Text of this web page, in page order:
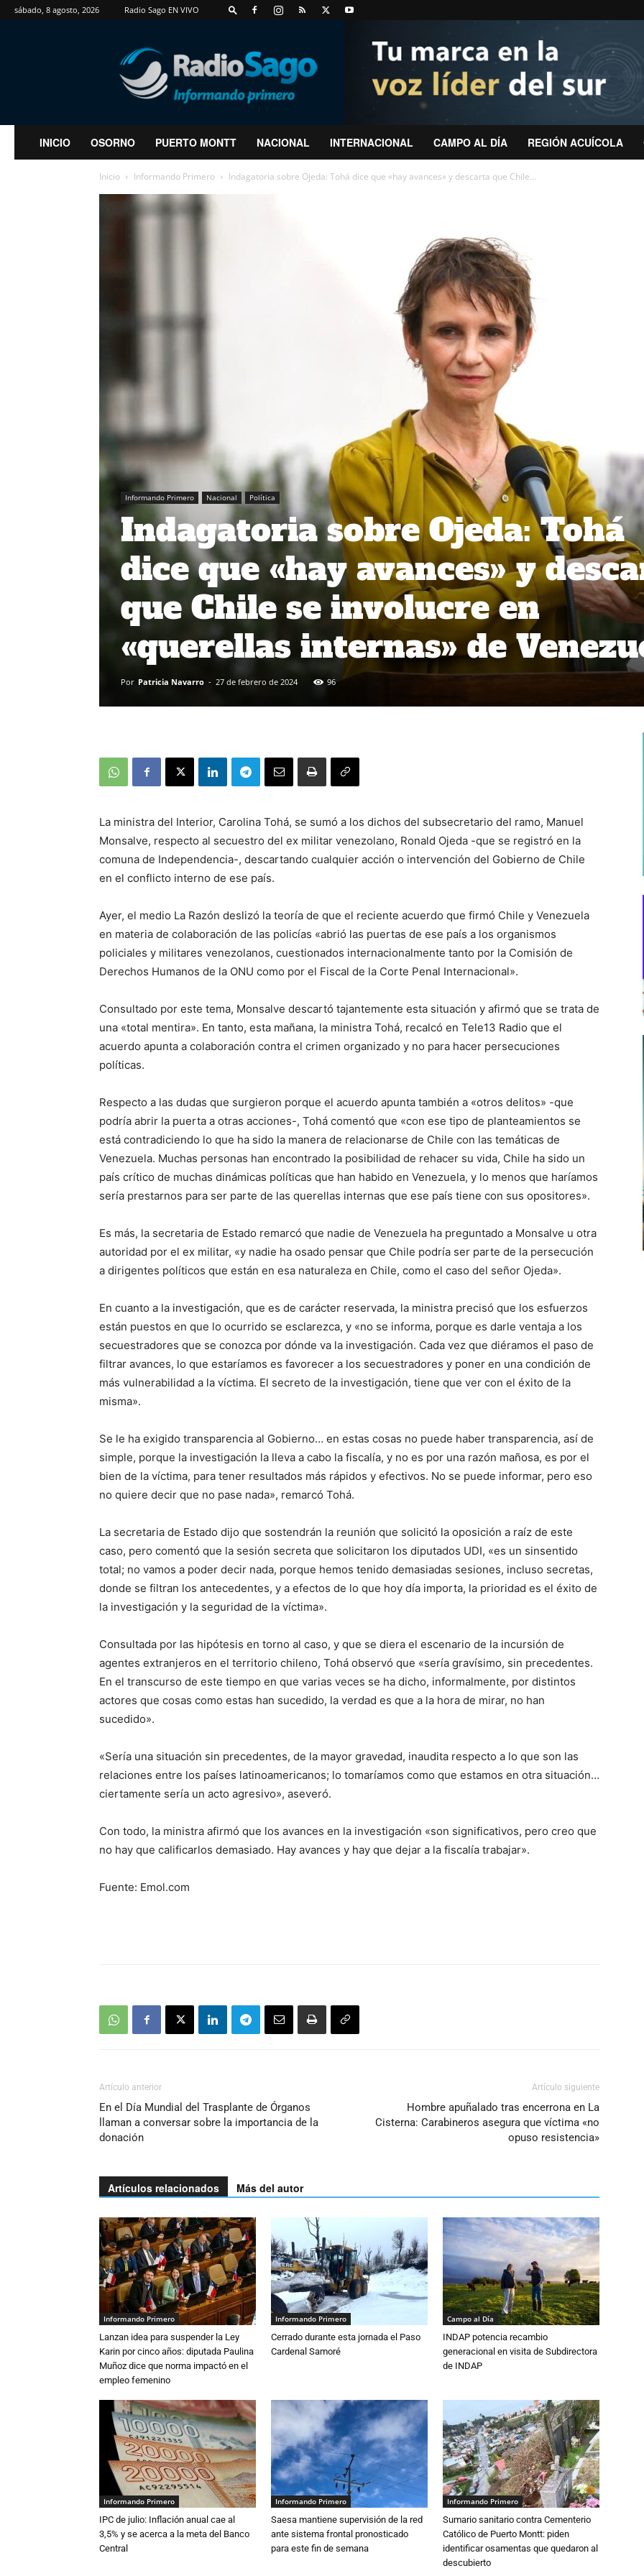
sábado, 8 agosto, 2026 Radio Sago EN VIVO
RadioSago
INICIO OSORNO PUERTO MONTT NACIONAL INTERNACIONAL CAMPO AL DÍA REGIÓN ACUÍCOLA
Inicio Informando Primero Indagatoria sobre Ojeda: Tohá dice que «hay avances» y descarta que Chile...
Informando Primero Nacional Política
Indagatoria sobre Ojeda: Tohá
dice que «hay avances» y
que Chile se involucre en
«querellas internas» de
Por Patricia Navarro - 27 de febrero de 2024 96
La ministra del Interior, Carolina Tohá, se sumó a los dichos del subsecretario del ramo, Manuel
Monsalve, respecto al secuestro del ex militar venezolano, Ronald Ojeda -que se registró en la
comuna de Independencia-, descartando cualquier acción o intervención del Gobierno de Chile
en el conflicto interno de ese país.
Ayer, el medio La Razón deslizó la teoría de que el reciente acuerdo que firmó Chile y Venezuela
en materia de colaboración de las policías «abrió las puertas de ese país a los organismos
policiales y militares venezolanos, cuestionados internacionalmente tanto por la Comisión de
Derechos Humanos de la ONU como por el Fiscal de la Corte Penal Internacional».
Consultado por este tema, Monsalve descartó tajantemente esta situación y afirmó que se trata de
una «total mentira». En tanto, esta mañana, la ministra Tohá, recalcó en Tele13 Radio que el
acuerdo apunta a colaboración contra el crimen organizado y no para hacer persecuciones
políticas.
Respecto a las dudas que surgieron porque el acuerdo apunta también a «otros delitos» -que
podría abrir la puerta a otras acciones-, Tohá comentó que «con ese tipo de planteamientos se
está contradiciendo lo que ha sido la manera de relacionarse de Chile con las temáticas de
Venezuela. Muchas personas han encontrado la posibilidad de rehacer su vida, Chile ha sido un
país crítico de muchas dinámicas políticas que han habido en Venezuela, y lo menos que haríamos
sería prestarnos para ser parte de las querellas internas que ese país tiene con sus opositores».
Es más, la secretaria de Estado remarcó que nadie de Venezuela ha preguntado a Monsalve u otra
autoridad por el ex militar, «y nadie ha osado pensar que Chile podría ser parte de la persecución
a dirigentes políticos que están en esa naturaleza en Chile, como el caso del señor Ojeda».
En cuanto a la investigación, que es de carácter reservada, la ministra precisó que los esfuerzos
están puestos en que lo ocurrido se esclarezca, y «no se informa, porque es darle ventaja a los
secuestradores que se conozca por dónde va la investigación. Cada vez que diéramos el paso de
filtrar avances, lo que estaríamos es favorecer a los secuestradores y poner en una condición de
más vulnerabilidad a la víctima. El secreto de la investigación, tiene que ver con el éxito de la
misma».
Se le ha exigido transparencia al Gobierno… en estas cosas no puede haber transparencia, así de
simple, porque la investigación la lleva a cabo la fiscalía, y no es por una razón mañosa, es por el
bien de la víctima, para tener resultados más rápidos y efectivos. No se puede informar, pero eso
no quiere decir que no pase nada», remarcó Tohá.
La secretaria de Estado dijo que sostendrán la reunión que solicitó la oposición a raíz de este
caso, pero comentó que la sesión secreta que solicitaron los diputados UDI, «es un sinsentido
total; no vamos a poder decir nada, porque hemos tenido demasiadas sesiones, incluso secretas,
donde se filtran los antecedentes, y a efectos de lo que hoy día importa, la prioridad es el éxito de
la investigación y la seguridad de la víctima».
Consultada por las hipótesis en torno al caso, y que se diera el escenario de la incursión de
agentes extranjeros en el territorio chileno, Tohá observó que «sería gravísimo, sin precedentes.
En el transcurso de este tiempo en que varias veces se ha dicho, informalmente, por distintos
actores que cosas como estas han sucedido, la verdad es que a la hora de mirar, no han
sucedido».
«Sería una situación sin precedentes, de la mayor gravedad, inaudita respecto a lo que son las
relaciones entre los países latinoamericanos; lo tomaríamos como que estamos en otra situación…
ciertamente sería un acto agresivo», aseveró.
Con todo, la ministra afirmó que los avances en la investigación «son significativos, pero creo que
no hay que calificarlos demasiado. Hay avances y hay que dejar a la fiscalía trabajar».
Fuente: Emol.com
Artículo anterior
En el Día Mundial del Trasplante de Órganos
llaman a conversar sobre la importancia de la
donación
Artículo siguiente
Hombre apuñalado tras encerrona en La
Cisterna: Carabineros asegura que víctima «no
opuso resistencia»
Artículos relacionados Más del autor
Informando Primero
Lanzan idea para suspender la Ley
Karin por cinco años: diputada Paulina
Muñoz dice que norma impactó en el
empleo femenino
Informando Primero
Cerrado durante esta jornada el Paso
Cardenal Samoré
Campo al Día
INDAP potencia recambio
generacional en visita de Subdirectora
de INDAP
Informando Primero
IPC de julio: Inflación anual cae al
3,5% y se acerca a la meta del Banco
Central
Informando Primero
Saesa mantiene supervisión de la red
ante sistema frontal pronosticado
para este fin de semana
Informando Primero
Sumario sanitario contra Cementerio
Católico de Puerto Montt: piden
identificar osamentas que quedaron al
descubierto